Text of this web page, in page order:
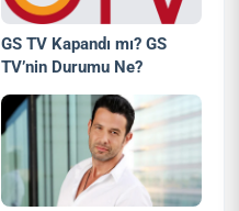
GS TV Kapandı mı? GS
TV’nin Durumu Ne?